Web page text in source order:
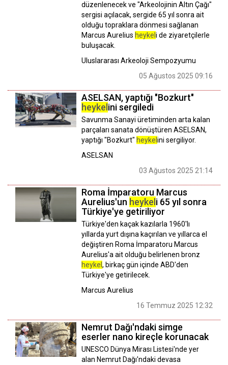
düzenlenecek ve "Arkeolojinin Altın Çağı"
sergisi açılacak, sergide 65 yıl sonra ait
olduğu topraklara dönmesi sağlanan
Marcus Aurelius heykel i de ziyaretçilerle
buluşacak.
Uluslararası Arkeoloji Sempozyumu
05 Ağustos 2025 09:16
ASELSAN, yaptığı "Bozkurt"
heykel ini sergiledi
Savunma Sanayi üretiminden arta kalan
parçaları sanata dönüştüren ASELSAN,
yaptığı "Bozkurt" heykel ini sergiliyor.
ASELSAN
03 Ağustos 2025 21:14
Roma İmparatoru Marcus
Aurelius'un heykel i 65 yıl sonra
Türkiye'ye getiriliyor
Türkiye'den kaçak kazılarla 1960'lı
yıllarda yurt dışına kaçırılan ve yıllarca el
değiştiren Roma İmparatoru Marcus
Aurelius'a ait olduğu belirlenen bronz
heykel , birkaç gün içinde ABD'den
Türkiye'ye getirilecek.
Marcus Aurelius
16 Temmuz 2025 12:32
Nemrut Dağı'ndaki simge
eserler nano kireçle korunacak
UNESCO Dünya Mirası Listesi'nde yer
alan Nemrut Dağı'ndaki devasa